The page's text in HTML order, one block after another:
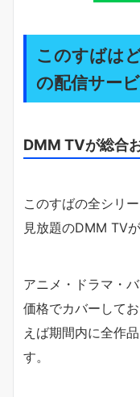
このすばは
の配信サー
DMM TVが総合
このすばの全シリ
見放題のDMM TV
アニメ・ドラマ・
価格でカバーして
えば期間内に全作
す。